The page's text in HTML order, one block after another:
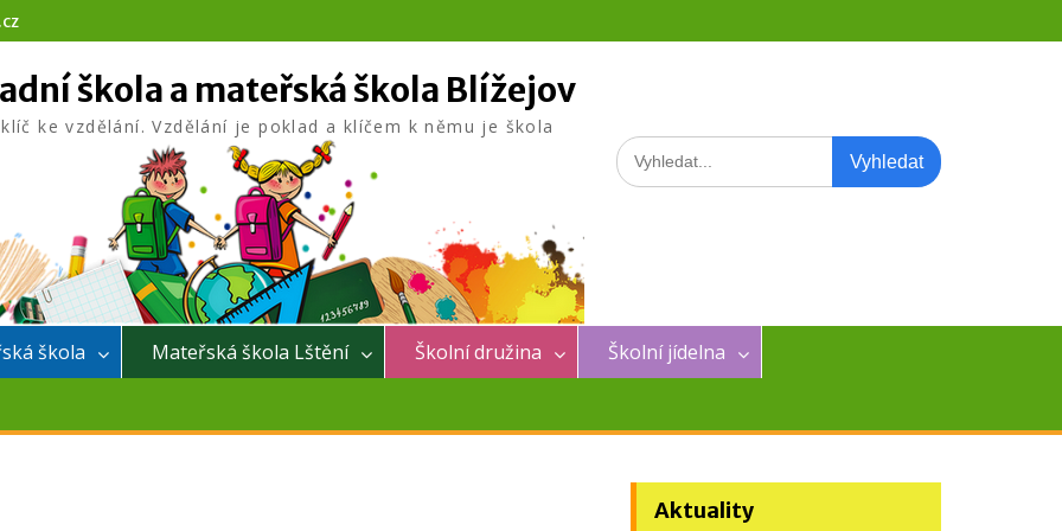
škola a mateřská škola Blížejov
ke vzdělání. Vzdělání je poklad a klíčem k němu je škola
Search
for:
škola Mateřská škola Lštění Školní družina
Školní jídelna
Aktuality